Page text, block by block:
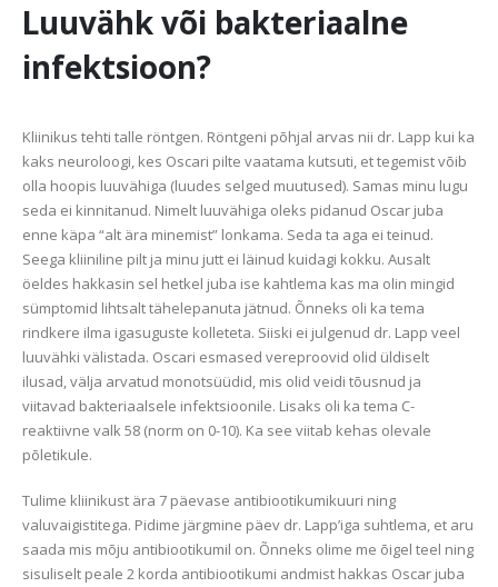
Luuvähk või bakteriaalne
infektsioon?
Kliinikus tehti talle röntgen. Röntgeni põhjal arvas nii dr. Lapp kui ka
kaks neuroloogi, kes Oscari pilte vaatama kutsuti, et tegemist võib
olla hoopis luuvähiga (luudes selged muutused). Samas minu lugu
seda ei kinnitanud. Nimelt luuvähiga oleks pidanud Oscar juba
enne käpa “alt ära minemist” lonkama. Seda ta aga ei teinud.
Seega kliiniline pilt ja minu jutt ei läinud kuidagi kokku. Ausalt
öeldes hakkasin sel hetkel juba ise kahtlema kas ma olin mingid
sümptomid lihtsalt tähelepanuta jätnud. Õnneks oli ka tema
rindkere ilma igasuguste kolleteta. Siiski ei julgenud dr. Lapp veel
luuvähki välistada. Oscari esmased vereproovid olid üldiselt
ilusad, välja arvatud monotsüüdid, mis olid veidi tõusnud ja
viitavad bakteriaalsele infektsioonile. Lisaks oli ka tema C-
reaktiivne valk 58 (norm on 0-10). Ka see viitab kehas olevale
põletikule.
Tulime kliinikust ära 7 päevase antibiootikumikuuri ning
valuvaigistitega. Pidime järgmine päev dr. Lapp’iga suhtlema, et aru
saada mis mõju antibiootikumil on. Õnneks olime me õigel teel ning
sisuliselt peale 2 korda antibiootikumi andmist hakkas Oscar juba